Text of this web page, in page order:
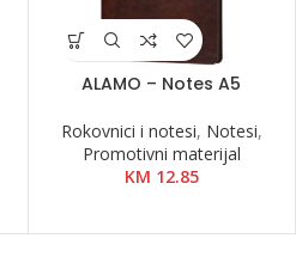
ALAMO – Notes A5
Rokovnici i notesi, Notesi,
Promotivni materijal
KM 12.85